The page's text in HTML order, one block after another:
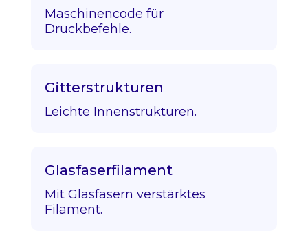
Maschinencode für
Druckbefehle.
Gitterstrukturen
Leichte Innenstrukturen.
Glasfaserfilament
Mit Glasfasern verstärktes
Filament.